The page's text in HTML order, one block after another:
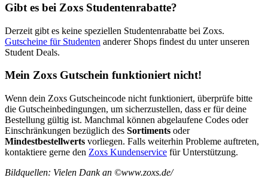
Gibt es bei Zoxs Studentenrabatte?
Derzeit gibt es keine speziellen Studentenrabatte bei Zoxs.
Gutscheine für Studenten anderer Shops findest du unter unseren
Student Deals.
Mein Zoxs Gutschein funktioniert nicht!
Wenn dein Zoxs Gutscheincode nicht funktioniert, überprüfe bitte
die Gutscheinbedingungen, um sicherzustellen, dass er für deine
Bestellung gültig ist. Manchmal können abgelaufene Codes oder
Einschränkungen bezüglich des Sortiments oder
Mindestbestellwerts vorliegen. Falls weiterhin Probleme auftreten,
kontaktiere gerne den Zoxs Kundenservice für Unterstützung.
Bildquellen: Vielen Dank an ©www.zoxs.de/